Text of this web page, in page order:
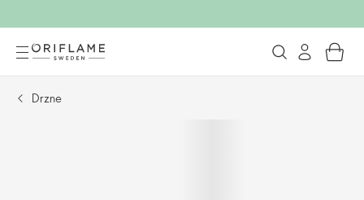
Drzne